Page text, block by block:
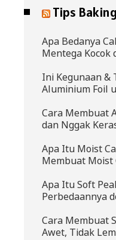
Tips
Apa Bedanya
Mentega Kocok
Ini Kegunaan &
Aluminium Foil
Cara Membuat
dan Nggak
Apa Itu Moist
Membuat Moist
Apa Itu Soft
Perbedaannya
Cara Membuat
Awet, Tidak